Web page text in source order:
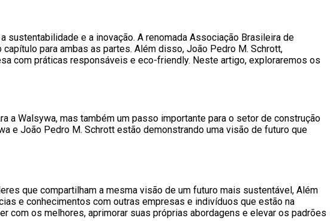
sustentabilidade e a inovação. A renomada Associação Brasileira de
para ambas as partes. Além disso, João Pedro M. Schrott,
com práticas responsáveis e eco-friendly. Neste artigo, exploraremos os
a Walsywa, mas também um passo importante para o setor de construção
e João Pedro M. Schrott estão demonstrando uma visão de futuro que
que compartilham a mesma visão de um futuro mais sustentável, Além
e conhecimentos com outras empresas e indivíduos que estão na
com os melhores, aprimorar suas próprias abordagens e elevar os padrões